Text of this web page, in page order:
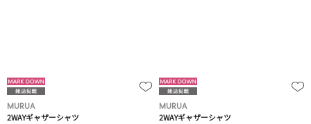
MURUA
2WAYギャザーシャツ
MURUA
2WAYギャザーシャツ